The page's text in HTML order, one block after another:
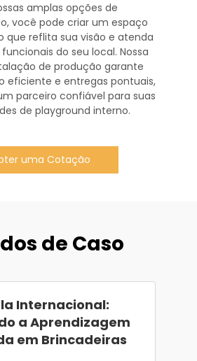
amplas opções de
você pode criar um espaço
que reflita sua visão e atenda
do seu local. Nossa
de produção garante
eficiente e entregas pontuais,
parceiro confiável para suas
de playground interno.
uma Cotação
de Caso
Internacional:
a Aprendizagem
em Brincadeiras